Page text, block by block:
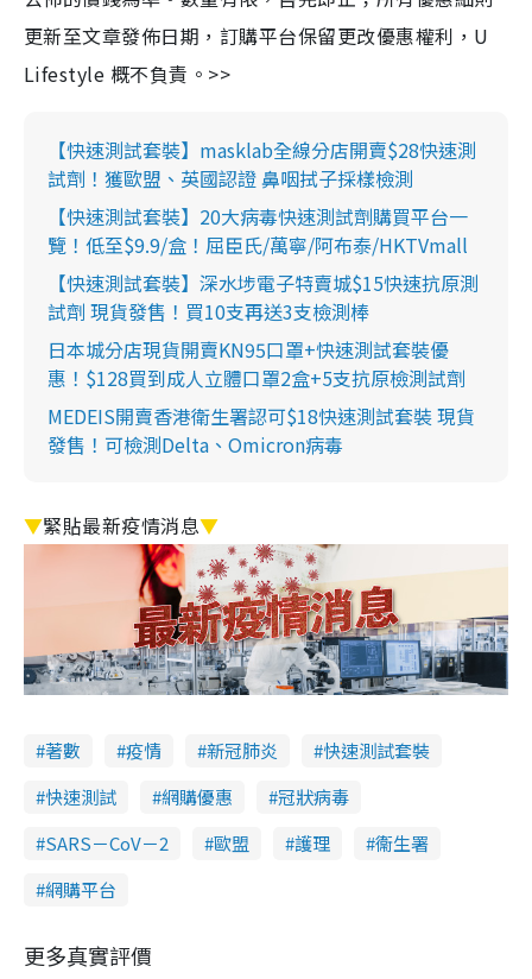
更新至文章發佈日期，訂購平台保留更改優惠權利，U
Lifestyle 概不負責。>>
【快速測試套裝】masklab全線分店開賣$28快速測
試劑！獲歐盟、英國認證 鼻咽拭子採樣檢測
【快速測試套裝】20大病毒快速測試劑購買平台一
覽！低至$9.9/盒！屈臣氏/萬寧/阿布泰/HKTVmall
【快速測試套裝】深水埗電子特賣城$15快速抗原測
試劑 現貨發售！買10支再送3支檢測棒
日本城分店現貨開賣KN95口罩+快速測試套裝優
惠！$128買到成人立體口罩2盒+5支抗原檢測試劑
MEDEIS開賣香港衛生署認可$18快速測試套裝 現貨
發售！可檢測Delta、Omicron病毒
▼緊貼最新疫情消息▼
著數 疫情 新冠肺炎
快速測試套裝
快速測試
網購優惠
冠狀病毒
SARS－CoV－2
歐盟 護理
衞生署
網購平台
更多真實評價